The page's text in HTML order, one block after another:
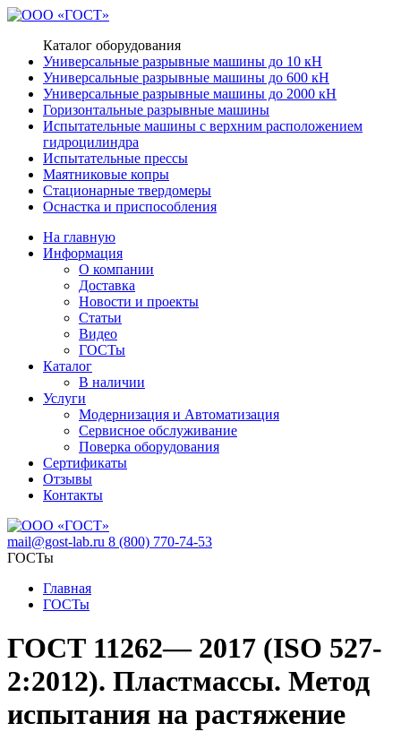
Каталог оборудования
Универсальные разрывные машины до 10 кН
Универсальные разрывные машины до 600 кН
Универсальные разрывные машины до 2000 кН
Горизонтальные разрывные машины
Испытательные машины с верхним расположением
гидроцилиндра
Испытательные прессы
Маятниковые копры
Стационарные твердомеры
Оснастка и приспособления
На главную
Информация
О компании
Доставка
Новости и проекты
Статьи
Видео
ГОСТы
Каталог
В наличии
Услуги
Модернизация и Автоматизация
Сервисное обслуживание
Поверка оборудования
Сертификаты
Отзывы
Контакты
mail@gost-lab.ru 8 (800) 770-74-53
ГОСТы
Главная
ГОСТы
ГОСТ 11262— 2017 (ISO 527-
2:2012). Пластмассы. Метод
испытания на растяжение